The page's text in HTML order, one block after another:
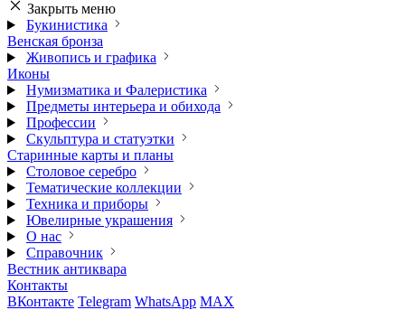
Закрыть меню
Букинистика
Венская бронза
Живопись и графика
Иконы
Нумизматика и Фалеристика
Предметы интерьера и обихода
Профессии
Скульптура и статуэтки
Старинные карты и планы
Столовое серебро
Тематические коллекции
Техника и приборы
Ювелирные украшения
О нас
Справочник
Вестник антиквара
Контакты
ВКонтакте Telegram WhatsApp MAX